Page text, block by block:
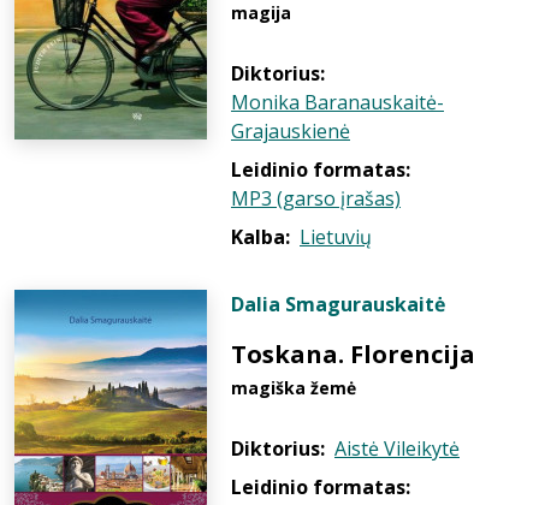
magija
Diktorius:
Monika Baranauskaitė-
Grajauskienė
Leidinio formatas:
MP3 (garso įrašas)
Kalba: Lietuvių
Dalia Smagurauskaitė
Toskana. Florencija
magiška žemė
Diktorius: Aistė Vileikytė
Leidinio formatas: